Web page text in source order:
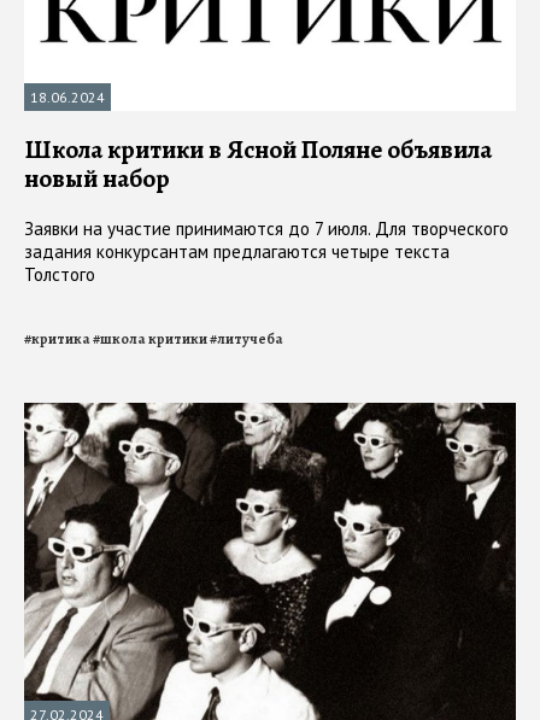
18.06.2024
Школа критики в Ясной Поляне объявила
новый набор
Заявки на участие принимаются до 7 июля. Для творческого
задания конкурсантам предлагаются четыре текста
Толстого
#критика#школа критики#литучеба
27.02.2024